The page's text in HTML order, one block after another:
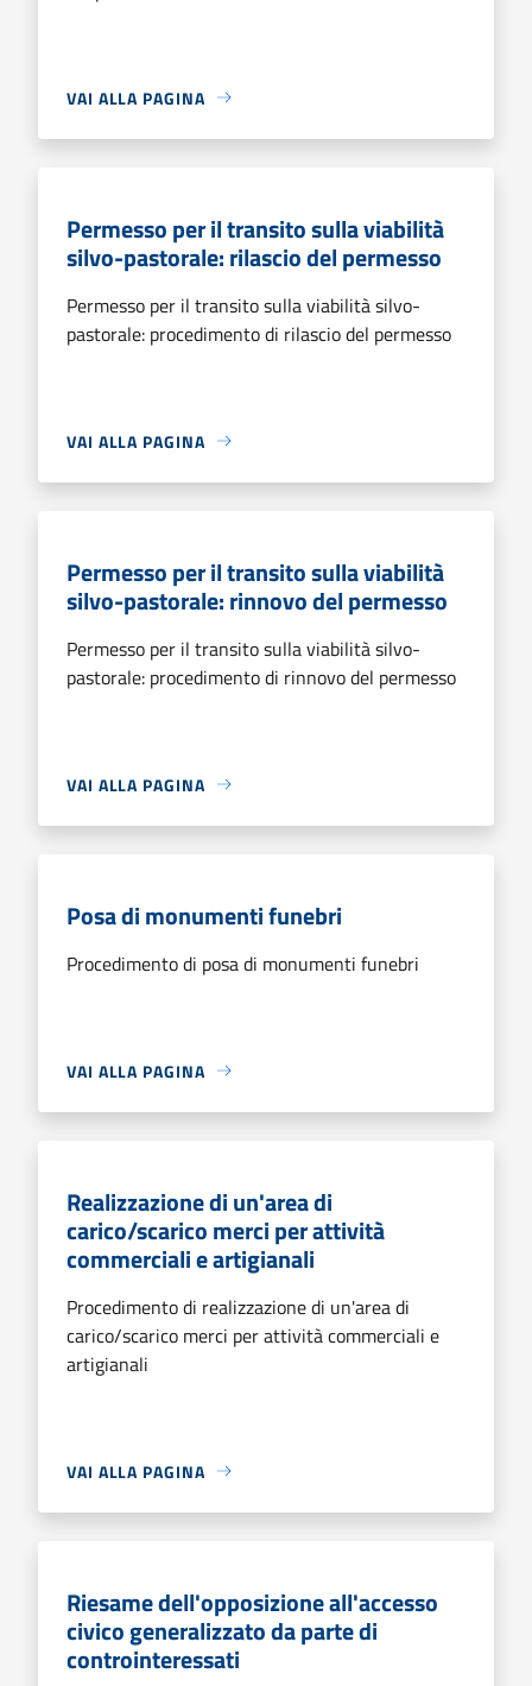
VAI ALLA PAGINA
Permesso per il transito sulla viabilità
silvo-pastorale: rilascio del permesso
Permesso per il transito sulla viabilità silvo-
pastorale: procedimento di rilascio del permesso
VAI ALLA PAGINA
Permesso per il transito sulla viabilità
silvo-pastorale: rinnovo del permesso
Permesso per il transito sulla viabilità silvo-
pastorale: procedimento di rinnovo del permesso
VAI ALLA PAGINA
Posa di monumenti funebri
Procedimento di posa di monumenti funebri
VAI ALLA PAGINA
Realizzazione di un'area di
carico/scarico merci per attività
commerciali e artigianali
Procedimento di realizzazione di un'area di
carico/scarico merci per attività commerciali e
artigianali
VAI ALLA PAGINA
Riesame dell'opposizione all'accesso
civico generalizzato da parte di
controinteressati